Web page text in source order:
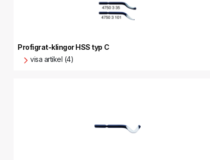
Profigrat-klingor HSS typ C
visa artikel (4)